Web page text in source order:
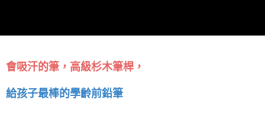
會吸汗的筆，高級杉木筆桿，
給孩子最棒的學齡前鉛筆